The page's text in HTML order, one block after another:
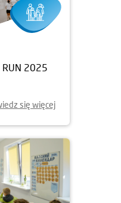
RUN 2025
się więcej